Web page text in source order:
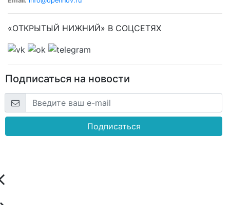
«ОТКРЫТЫЙ НИЖНИЙ» В СОЦСЕТЯХ
Подписаться на новости
Подписаться